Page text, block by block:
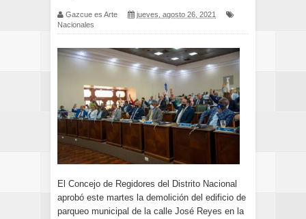
Gazcue es Arte
jueves, agosto 26, 2021
Nacionales
El Concejo de Regidores del Distrito Nacional
aprobó este martes la demolición del edificio de
parqueo municipal de la calle José Reyes en la